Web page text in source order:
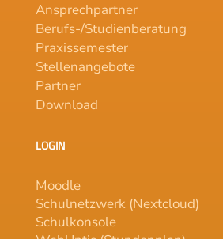
Ansprechpartner
Berufs-/Studienberatung
Praxissemester
Stellenangebote
Partner
Download
LOGIN
Moodle
Schulnetzwerk (Nextcloud)
Schulkonsole